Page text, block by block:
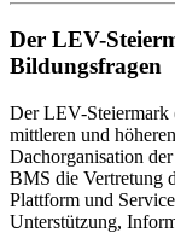
Der LEV-
Bildungsfragen
Der LEV-Steiermark
mittleren und
Dachorganisation
BMS die Vertretung
Plattform und
Unterstützung,